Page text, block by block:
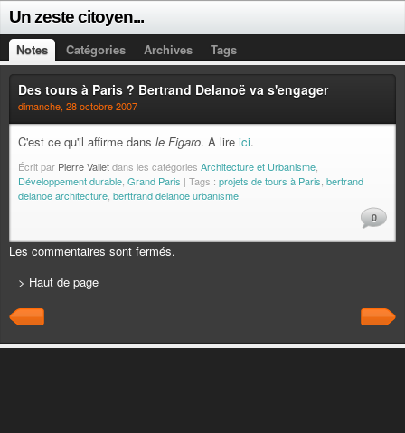
Un zeste citoyen...
Notes Catégories Archives Tags
Des tours à Paris ? Bertrand Delanoë va s'engager
dimanche, 28 octobre 2007
C'est ce qu'il affirme dans le Figaro. A lire ici.
Écrit par Pierre Valletdans les catégories Architecture et Urbanisme
Développement durable Grand Paris | Tags : projets de tours à Paris bertrand
delanoe architecture berttrand delanoe urbanisme
0
Les commentaires sont fermés.
> Haut de page